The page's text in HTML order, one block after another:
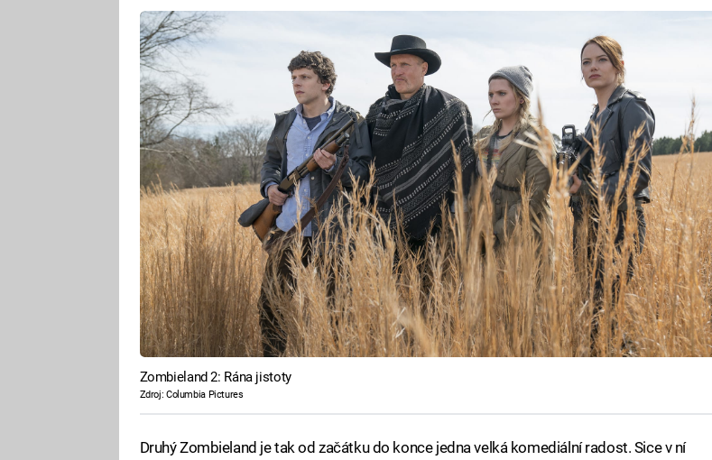
Zombieland 2: Rána jistoty
Zdroj: Columbia Pictures
Druhý Zombieland je tak od začátku do konce jedna velká komediální radost. Sice v ní